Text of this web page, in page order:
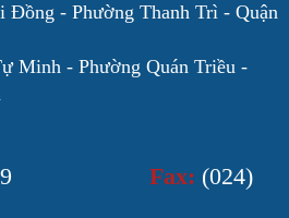
Đồng - Phường Thanh Trì - Quận
Minh - Phường Quán Triều -
0699 Fax: (024)